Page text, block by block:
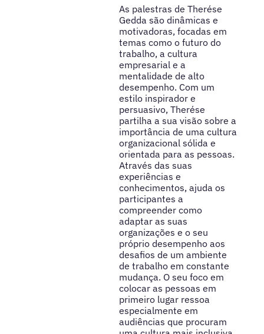
As palestras de Therése
Gedda são dinâmicas e
motivadoras, focadas em
temas como o futuro do
trabalho, a cultura
empresarial e a
mentalidade de alto
desempenho. Com um
estilo inspirador e
persuasivo, Therése
partilha a sua visão sobre a
importância de uma cultura
organizacional sólida e
orientada para as pessoas.
Através das suas
experiências e
conhecimentos, ajuda os
participantes a
compreender como
adaptar as suas
organizações e o seu
próprio desempenho aos
desafios de um ambiente
de trabalho em constante
mudança. O seu foco em
colocar as pessoas em
primeiro lugar ressoa
especialmente em
audiências que procuram